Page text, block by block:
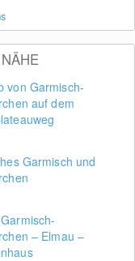
von Garmisch-
auf dem
Garmisch und
– Elmau –